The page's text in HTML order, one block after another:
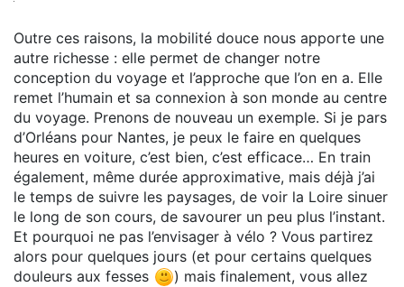
Outre ces raisons, la mobilité douce nous apporte une
autre richesse : elle permet de changer notre
conception du voyage et l’approche que l’on en a. Elle
remet l’humain et sa connexion à son monde au centre
du voyage. Prenons de nouveau un exemple. Si je pars
d’Orléans pour Nantes, je peux le faire en quelques
heures en voiture, c’est bien, c’est efficace… En train
également, même durée approximative, mais déjà j’ai
le temps de suivre les paysages, de voir la Loire sinuer
le long de son cours, de savourer un peu plus l’instant.
Et pourquoi ne pas l’envisager à vélo ? Vous partirez
alors pour quelques jours (et pour certains quelques
douleurs aux fesses
) mais finalement, vous allez